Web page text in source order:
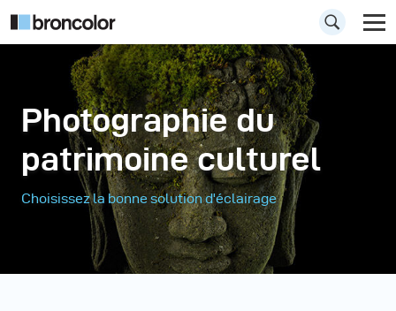
Photographie du
patrimoine culturel
Choisissez la bonne solution d'éclairage